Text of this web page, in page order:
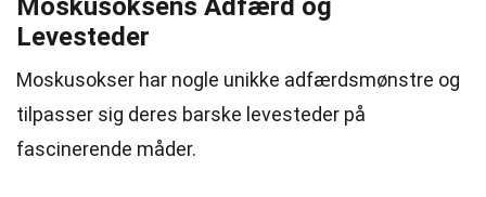
Moskusoksens Adfærd og
Levesteder
Moskusokser har nogle unikke adfærdsmønstre og
tilpasser sig deres barske levesteder på
fascinerende måder.